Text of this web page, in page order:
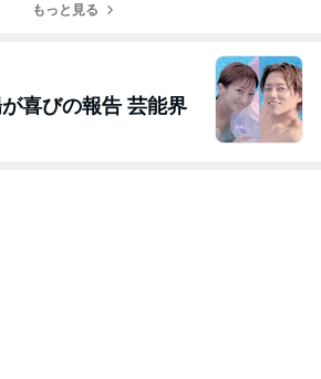
もっと見る
喜びの報告 芸能界